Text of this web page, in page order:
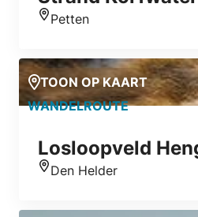
Petten
TOON OP KAART
WANDELROUTE
Losloopveld
Den Helder